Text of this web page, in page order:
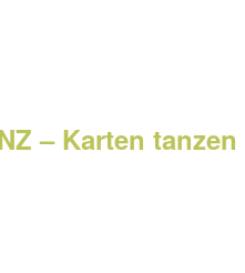
– Karten tanzen